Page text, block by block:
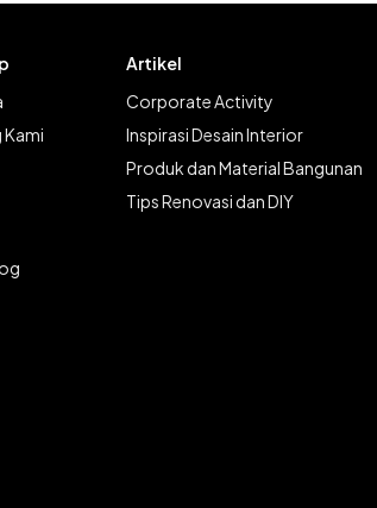
Kami
Artikel
Corporate Activity
Inspirasi Desain Interior
Produk dan Material Bangunan
Tips Renovasi dan DIY